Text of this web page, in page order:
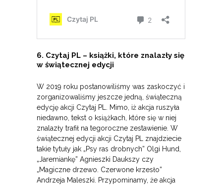
6. Czytaj PL – książki, które znalazły się
w świątecznej edycji
W 2019 roku postanowiliśmy was zaskoczyć i
zorganizowaliśmy jeszcze jedną, świąteczną
edycję akcji Czytaj PL. Mimo, iż akcja ruszyła
niedawno, tekst o książkach, które się w niej
znalazły trafił na tegoroczne zestawienie. W
świątecznej edycji akcji Czytaj PL znajdziecie
takie tytuły jak „Psy ras drobnych” Olgi Hund,
„Jaremiankę” Agnieszki Daukszy czy
„Magiczne drzewo. Czerwone krzesło”
Andrzeja Maleszki. Przypominamy, że akcja